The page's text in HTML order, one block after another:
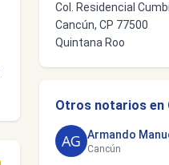
Col. Residencial
Cancún, CP 77500
Quintana Roo
Otros notarios en
Armando
Cancún